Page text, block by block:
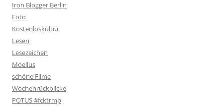
Iron Blogger Berlin
Foto
Kostenloskultur
Lesen
Lesezeichen
Moellus
schöne Filme
Wochenrückblicke
POTUS #fcktrmp